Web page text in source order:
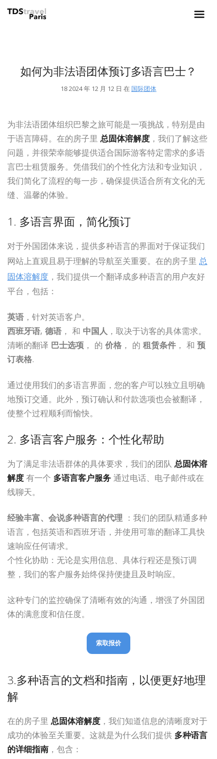
如何为非法语团体预订多语言巴士？
18 2024 年 12 月 12 日 在 国际团体
为非法语团体组织巴黎之旅可能是一项挑战，特别是由
于语言障碍。在的房子里 总固体溶解度 ，我们了解这些
问题，并很荣幸能够提供适合国际游客特定需求的多语
言巴士租赁服务。凭借我们的个性化方法和专业知识，
我们简化了流程的每一步，确保提供适合所有文化的无
缝、温馨的体验。
1. 多语言界面，简化预订
对于外国团体来说，提供多种语言的界面对于保证我们
网站上直观且易于理解的导航至关重要。在的房子里 总
固体溶解度 ，我们提供一个翻译成多种语言的用户友好
平台，包括：
英语 ，针对英语客户。
西班牙语, 德语 ， 和 中国人 ，取决于访客的具体需求。
清晰的翻译 巴士选项 ， 的 价格 ， 的 租赁条件 ， 和 预
订表格.
通过使用我们的多语言界面，您的客户可以独立且明确
地预订交通。此外，预订确认和付款选项也会被翻译，
使整个过程顺利而愉快。
2. 多语言客户服务：个性化帮助
为了满足非法语群体的具体要求，我们的团队 总固体溶
解度 有一个 多语言客户服务 通过电话、电子邮件或在
线聊天。
经验丰富、会说多种语言的代理 ：我们的团队精通多种
语言，包括英语和西班牙语，并使用可靠的翻译工具快
速响应任何请求。
个性化协助：无论是实用信息、具体行程还是预订调
整，我们的客户服务始终保持便捷且及时响应。
这种专门的监控确保了清晰有效的沟通，增强了外国团
体的满意度和信任度。
索取报价
3.多种语言的文档和指南，以便更好地理
解
在的房子里 总固体溶解度 ，我们知道信息的清晰度对于
成功的体验至关重要。这就是为什么我们提供 多种语言
的详细指南 ，包含：